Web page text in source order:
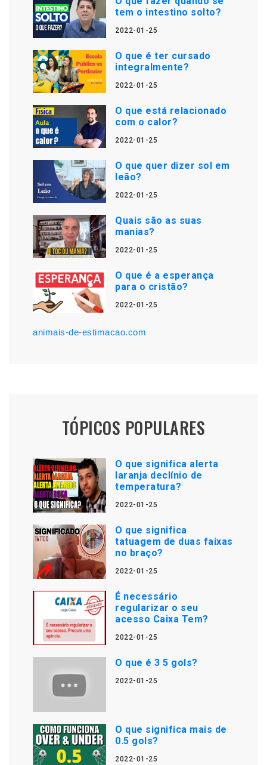
tem o intestino solto?
2022-01-25
O que é ter cursado
integralmente?
2022-01-25
O que está relacionado
com o calor?
2022-01-25
O que quer dizer sol em
leão?
2022-01-25
Quais são as suas
manias?
2022-01-25
O que é a esperança
para o cristão?
2022-01-25
animais-de-estimacao.com
TÓPICOS POPULARES
O que significa alerta
laranja declínio de
temperatura?
2022-01-25
O que significa
tatuagem de duas faixas
no braço?
2022-01-25
É necessário
regularizar o seu
acesso Caixa Tem?
2022-01-25
O que é 3 5 gols?
2022-01-25
O que significa mais de
0.5 gols?
2022-01-25